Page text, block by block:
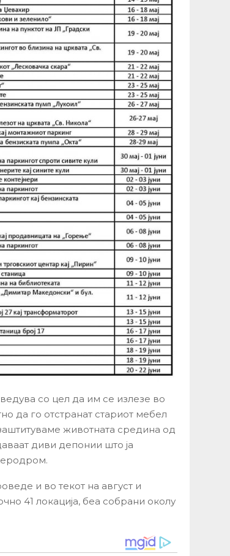
со цел да им се излезе во
да го отстранат стариот мебел
животната средина од
диви депонии што ја
и во текот на август и
41 локација, беа собрани околу